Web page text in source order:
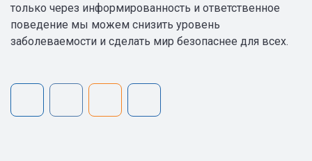
только через информированность и ответственное
поведение мы можем снизить уровень
заболеваемости и сделать мир безопаснее для всех.